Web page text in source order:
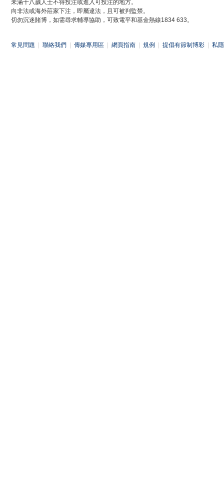
未滿十八歲人士不得投注或進入可投注的地方。
向非法或海外莊家下注，即屬違法，且可被判監禁。
切勿沉迷賭博，如需尋求輔導協助，可致電平和基金熱線1834 633。
常見問題 聯絡我們 傳媒專用區 網頁指南 規例 提倡有節制博彩 私